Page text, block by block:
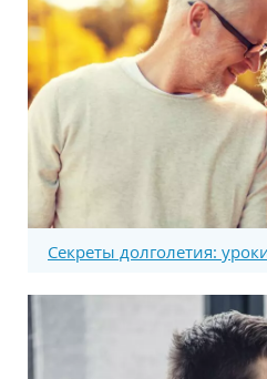
Секреты долголетия: